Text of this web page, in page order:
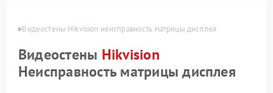
Видеостены Hikvision неисправность матрицы дисплея
Видеостены Hikvision
Неисправность матрицы дисплея